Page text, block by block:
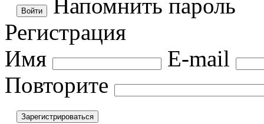
Напомнить пароль
Регистрация
Имя
E-mail
Повторите